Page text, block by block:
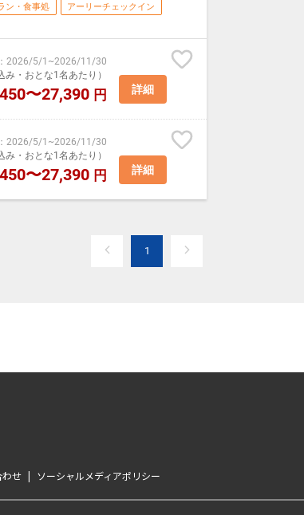
います。
あり"で販売をしております。
り"を選択してください。
がございます。
出の際は、お気をつけください。
）も出ております。
以上）
なります。
ン・食事処 アーリーチェックイン
： 2026/5/1 ~2026/11/30
・おとな1名あたり）
〜27,390 円 詳細
： 2026/5/1 ~2026/11/30
・おとな1名あたり）
〜27,390 円 詳細
1
わせ | ソーシャルメディアポリシー